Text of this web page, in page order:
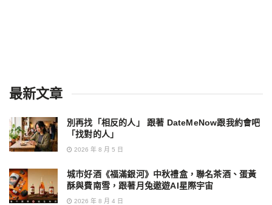
最新文章
別再找「相反的人」 跟著 DateMeNow跟我約會吧
「找對的人」
2026 年 8 月 5 日
城市好酒《福滿銀河》中秋禮盒，聯名茶酒、蛋黃
酥與費南雪，跟著月兔遨遊AI星際宇宙
2026 年 8 月 4 日